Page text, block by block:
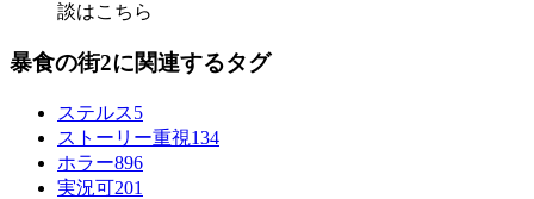
談はこちら
暴食の街2に関連するタグ
ステルス5
ストーリー重視134
ホラー896
実況可201